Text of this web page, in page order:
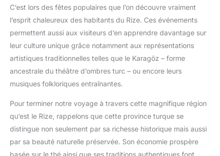
C’est lors des fêtes populaires que l’on découvre vraiment
l’esprit chaleureux des habitants du Rize. Ces événements
permettent aussi aux visiteurs d’en apprendre davantage sur
leur culture unique grâce notamment aux représentations
artistiques traditionnelles telles que le Karagöz – forme
ancestrale du théâtre d’ombres turc – ou encore leurs
musiques folkloriques entraînantes.
Pour terminer notre voyage à travers cette magnifique région
qu’est le Rize, rappelons que cette province turque se
distingue non seulement par sa richesse historique mais aussi
par sa beauté naturelle préservée. Son économie prospère
basée sur le thé ainsi que ses traditions authentiques font